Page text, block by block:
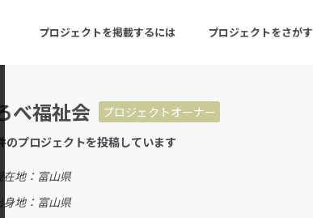
プロジェクトを掲載するには プロジェクトをさがす
ーン 注目の新着プロジェクト
音楽
べ福祉会
プロジェクトオーナー
のプロジェクトを投稿しています
在地：富山県
身地：富山県